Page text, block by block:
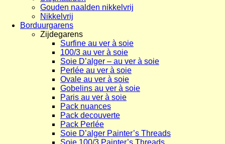
Gouden naalden nikkelvrij
Nikkelvrij
Borduurgarens
Zijdegarens
Surfine au ver à soie
100/3 au ver à soie
Soie D’alger – au ver à soie
Perlée au ver à soie
Ovale au ver à soie
Gobelins au ver à soie
Paris au ver à soie
Pack nuances
Pack decouverte
Pack Perlée
Soie D’alger Painter’s Threads
Soie 100/3 Painter’s Threads